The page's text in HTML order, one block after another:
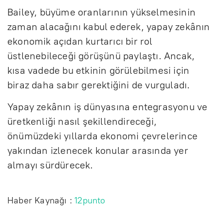
Bailey, büyüme oranlarının yükselmesinin
zaman alacağını kabul ederek, yapay zekânın
ekonomik açıdan kurtarıcı bir rol
üstlenebileceği görüşünü paylaştı. Ancak,
kısa vadede bu etkinin görülebilmesi için
biraz daha sabır gerektiğini de vurguladı.
Yapay zekânın iş dünyasına entegrasyonu ve
üretkenliği nasıl şekillendireceği,
önümüzdeki yıllarda ekonomi çevrelerince
yakından izlenecek konular arasında yer
almayı sürdürecek.
Haber Kaynağı :12punto